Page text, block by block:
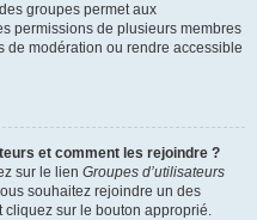
groupes permet aux
permissions de plusieurs membres
de modération ou rendre accessible
et comment les rejoindre ?
sur le lien Groupes d’utilisateurs
souhaitez rejoindre un des
sur le bouton approprié.